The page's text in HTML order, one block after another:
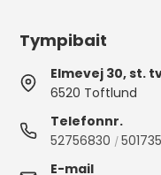
Tympibait
Elmevej 30, st.
6520 Toftlund
Telefonnr.
52756830 /
E-mail